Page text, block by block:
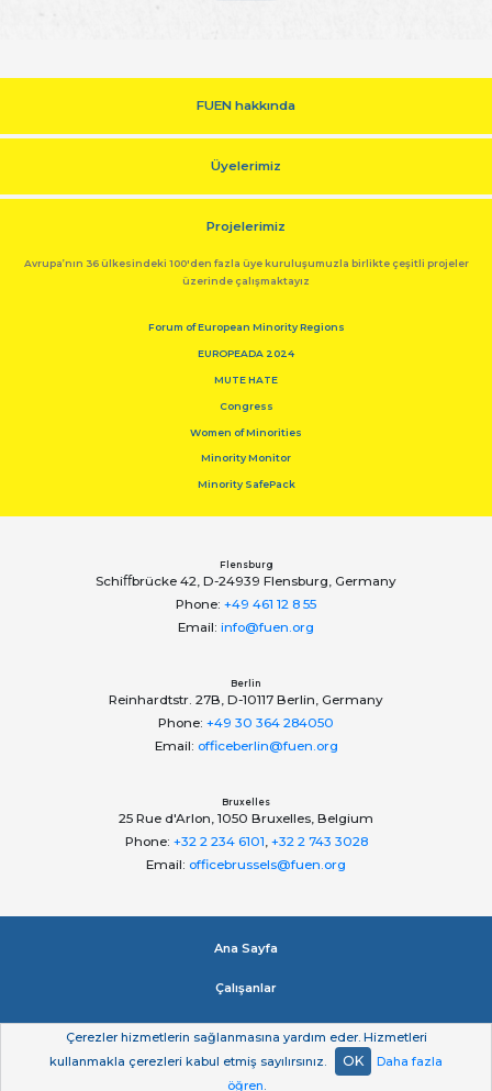
FUEN hakkında
Üyelerimiz
Projelerimiz
Avrupa’nın 36 ülkesindeki 100'den fazla üye kuruluşumuzla birlikte çeşitli projeler
üzerinde çalışmaktayız
Forum of European Minority Regions
EUROPEADA 2024
MUTE HATE
Congress
Women of Minorities
Minority Monitor
Minority SafePack
Flensburg
Schiﬀbrücke 42, D-24939 Flensburg, Germany
Phone: +49 461 12 8 55
Email: info@fuen.org
Berlin
Reinhardtstr. 27B, D-10117 Berlin, Germany
Phone: +49 30 364 284050
Email: officeberlin@fuen.org
Bruxelles
25 Rue d'Arlon, 1050 Bruxelles, Belgium
Phone: +32 2 234 6101, +32 2 743 3028
Email: officebrussels@fuen.org
Ana Sayfa
Çalışanlar
Impressum
Gizlilik beyan
Çerezler hizmetlerin sağlanmasına yardım eder. Hizmetleri
kullanmakla çerezleri kabul etmiş sayılırsınız.
OK
Daha fazla
öğren.